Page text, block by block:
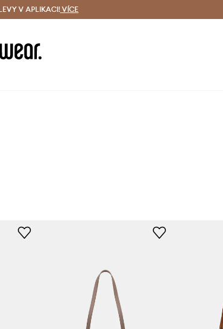
i do 24 h
V APLIKACI! VÍCE